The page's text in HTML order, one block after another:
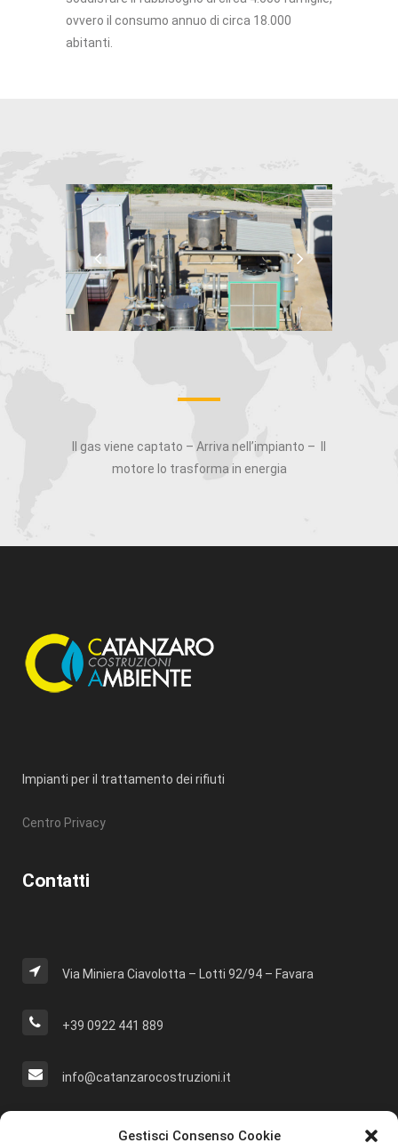
Gestisci Consenso Cookie
ovvero il consumo annuo di circa 18.000
abitanti.
Il gas viene captato – Arriva nell’impianto – Il
motore lo trasforma in energia
Impianti per il trattamento dei rifiuti
Centro Privacy
Contatti
Via Miniera Ciavolotta – Lotti 92/94 – Favara
+39 0922 441 889
info@catanzarocostruzioni.it
Cerca Nel Sito